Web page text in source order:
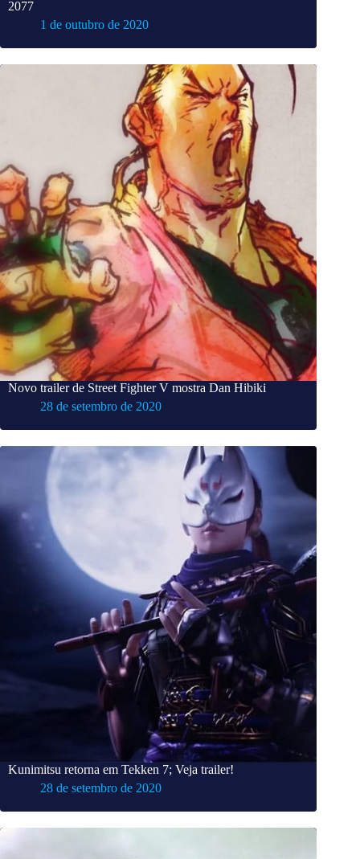
2077
1 de outubro de 2020
Novo trailer de Street Fighter V mostra Dan Hibiki
28 de setembro de 2020
Kunimitsu retorna em Tekken 7; Veja trailer!
28 de setembro de 2020